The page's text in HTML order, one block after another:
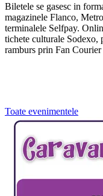
Biletele se gasesc in
magazinele Flanco,
terminalele Selfpay.
tichete culturale Sodexo,
ramburs prin Fan
Toate evenimentele